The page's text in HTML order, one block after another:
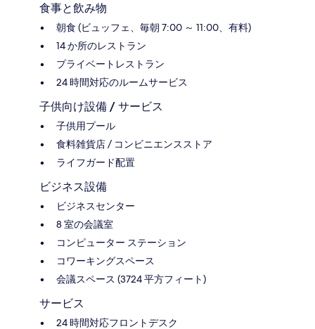
食事と飲み物
朝食 (ビュッフェ、毎朝 7:00 ～ 11:00、有料)
14 か所のレストラン
プライベートレストラン
24 時間対応のルームサービス
子供向け設備 / サービス
子供用プール
食料雑貨店 / コンビニエンスストア
ライフガード配置
ビジネス設備
ビジネスセンター
8 室の会議室
コンピューター ステーション
コワーキングスペース
会議スペース (3724 平方フィート)
サービス
24 時間対応フロントデスク